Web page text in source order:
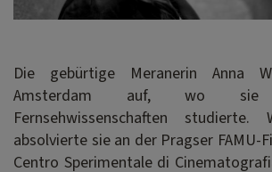
Die gebürtige Meranerin Anna
Amsterdam auf, wo
Fernsehwissenschaften studierte.
absolvierte sie an der Pragser FAMU-
Centro Sperimentale di